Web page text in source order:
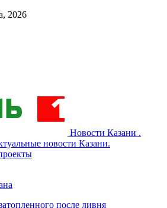
2026
Новости Казани .
новости Казани.
после ливня